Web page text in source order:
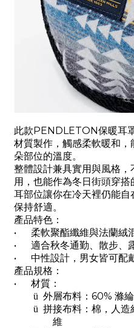
此款PENDLETON保暖耳
材質製作，觸感柔軟暖和
朵部位的溫度。
整體設計兼具實用與風格
用，也能作為冬日街頭穿
耳部位讓你在冷天裡仍能
保持舒適。
產品特色：
•
柔軟聚酯纖維與法蘭絨
•
適合秋冬通勤、散步、
•
中性設計，男女皆可配
產品規格：
•
材質：
ü 外層布料： 60% 滌綸
ü 拼接布料：棉，人
維